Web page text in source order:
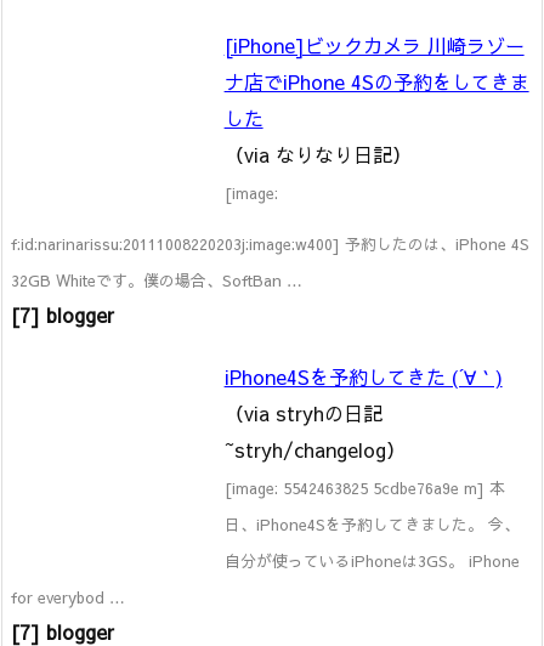
[iPhone]ビックカメラ 川崎ラゾー
ナ店でiPhone 4Sの予約をしてきま
した
（via なりなり日記）
[image:
f:id:narinarissu:20111008220203j:image:w400] 予約したのは、iPhone 4S
32GB Whiteです。僕の場合、SoftBan …
[7] blogger
iPhone4Sを予約してきた (´∀｀)
（via stryhの日記
~stryh/changelog）
[image: 5542463825 5cdbe76a9e m] 本
日、iPhone4Sを予約してきました。 今、
自分が使っているiPhoneは3GS。 iPhone
for everybod …
[7] blogger